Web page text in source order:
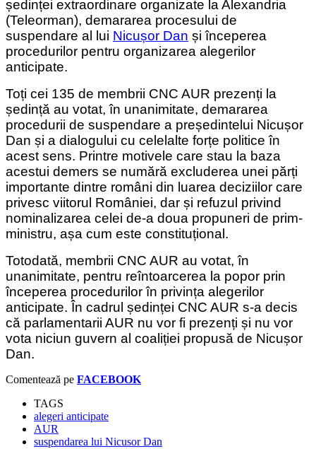
ședinței extraordinare organizate la Alexandria
(Teleorman), demararea procesului de
suspendare al lui Nicușor Dan și începerea
procedurilor pentru organizarea alegerilor
anticipate.
Toți cei 135 de membrii CNC AUR prezenți la
ședință au votat, în unanimitate, demararea
procedurii de suspendare a președintelui Nicușor
Dan și a dialogului cu celelalte forțe politice în
acest sens. Printre motivele care stau la baza
acestui demers se numără excluderea unei părți
importante dintre români din luarea deciziilor care
privesc viitorul României, dar și refuzul privind
nominalizarea celei de-a doua propuneri de prim-
ministru, așa cum este constituțional.
Totodată, membrii CNC AUR au votat, în
unanimitate, pentru reîntoarcerea la popor prin
începerea procedurilor în privința alegerilor
anticipate. În cadrul ședinței CNC AUR s-a decis
că parlamentarii AUR nu vor fi prezenți și nu vor
vota niciun guvern al coaliției propusă de Nicușor
Dan.
Comentează pe FACEBOOK
TAGS
alegeri anticipate
AUR
suspendarea lui Nicusor Dan